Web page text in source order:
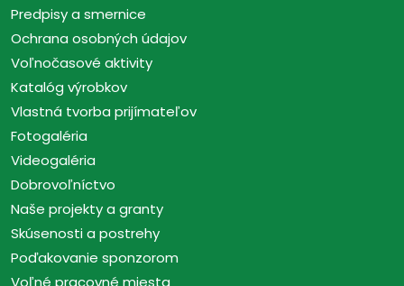
Predpisy a smernice
Ochrana osobných údajov
Voľnočasové aktivity
Katalóg výrobkov
Vlastná tvorba prijímateľov
Fotogaléria
Videogaléria
Dobrovoľníctvo
Naše projekty a granty
Skúsenosti a postrehy
Poďakovanie sponzorom
Voľné pracovné miesta